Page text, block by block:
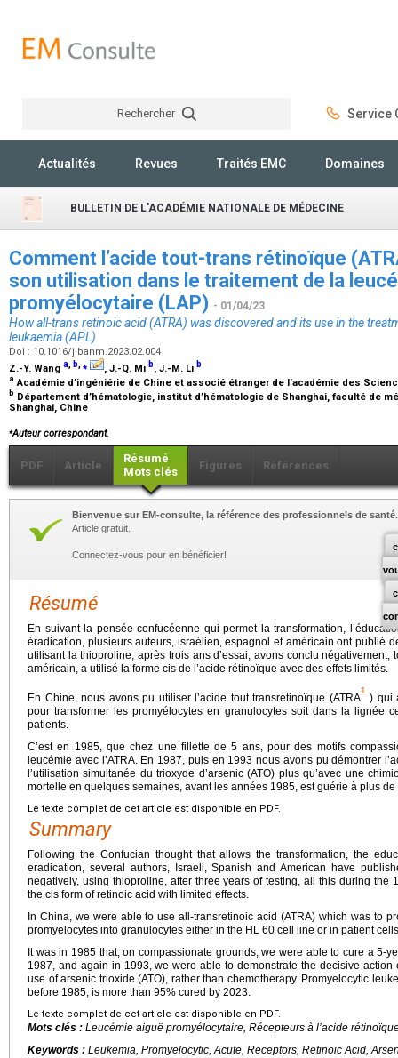
Rechercher Service
Actualités Revues Traités EMC Domaines
BULLETIN DE L'ACADÉMIE NATIONALE DE MÉDECINE
Comment l’acide tout-trans rétinoïque
son utilisation dans le traitement de la
promyélocytaire (LAP) - 01/04/23
How all-trans retinoic acid (ATRA) was discovered and its use in the
leukaemia (APL)
Doi : 10.1016/j.banm.2023.02.004
Z.-Y. Wang a, b,⁎ , J.-Q. Mi b, J.-M. Li b
a Académie d’ingéniérie de Chine et associé étranger de l’académie des
b Département d’hématologie, institut d’hématologie de Shanghai, faculté de
Shanghai, Chine
⁎Auteur correspondant.
PDF Article
Résumé
Mots clés
Figures Références
Bienvenue sur EM-consulte, la référence des professionnels de santé.
Article gratuit.
Connectez-vous pour en bénéficier!
Résumé
En suivant la pensée confucéenne qui permet la transformation,
éradication, plusieurs auteurs, israélien, espagnol et américain ont publié
utilisant la thioproline, après trois ans d’essai, avons conclu
américain, a utilisé la forme cis de l’acide rétinoïque avec des effets limités.
En Chine, nous avons pu utiliser l’acide tout transrétinoïque (ATRA
1
) qui
pour transformer les promyélocytes en granulocytes soit dans la lignée
patients.
C’est en 1985, que chez une fillette de 5 ans, pour des motifs
leucémie avec l’ATRA. En 1987, puis en 1993 nous avons pu démontrer
l’utilisation simultanée du trioxyde d’arsenic (ATO) plus qu’avec une
mortelle en quelques semaines, avant les années 1985, est guérie à plus
Le texte complet de cet article est disponible en PDF.
Summary
Following the Confucian thought that allows the transformation, the
eradication, several authors, Israeli, Spanish and American have
negatively, using thioproline, after three years of testing, all this during the
the cis form of retinoic acid with limited effects.
In China, we were able to use all-transretinoic acid (ATRA) which was to
promyelocytes into granulocytes either in the HL 60 cell line or in patient
It was in 1985 that, on compassionate grounds, we were able to cure a 5-
1987, and again in 1993, we were able to demonstrate the decisive action
use of arsenic trioxide (ATO), rather than chemotherapy. Promyelocytic
before 1985, is more than 95% cured by 2023.
Le texte complet de cet article est disponible en PDF.
Mots clés : Leucémie aiguë promyélocytaire, Récepteurs à l’acide
Keywords : Leukemia, Promyelocytic, Acute, Receptors, Retinoic Acid,